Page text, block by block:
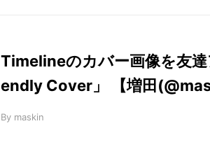
Timelineのカバー画像を友
endly Cover」 【増田
By maskin